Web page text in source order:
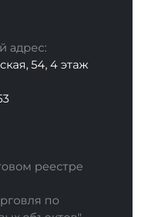
адрес:
54, 4 этаж
реестре
по